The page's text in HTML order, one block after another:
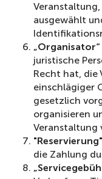
Veranstaltung,
ausgewählt
juristische
Recht hat, die
einschlägiger
gesetzlich
organisieren
"Reservierung"
die Zahlung